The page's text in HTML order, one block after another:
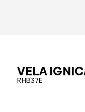
VELA
RHB37E